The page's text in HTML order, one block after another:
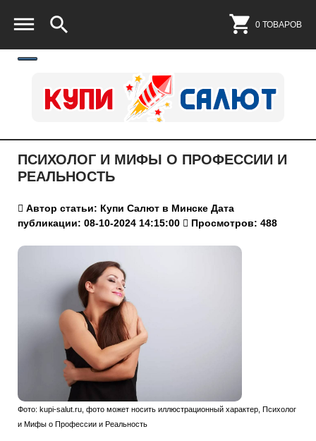
0 ТОВАРОВ
ПСИХОЛОГ И МИФЫ О ПРОФЕССИИ И
РЕАЛЬНОСТЬ
Автор статьи: Купи Салют в Минске Дата
публикации: 08-10-2024 14:15:00
Просмотров: 488
Фото: kupi-salut.ru, фото может носить иллюстрационный характер, Психолог
и Мифы о Профессии и Реальность